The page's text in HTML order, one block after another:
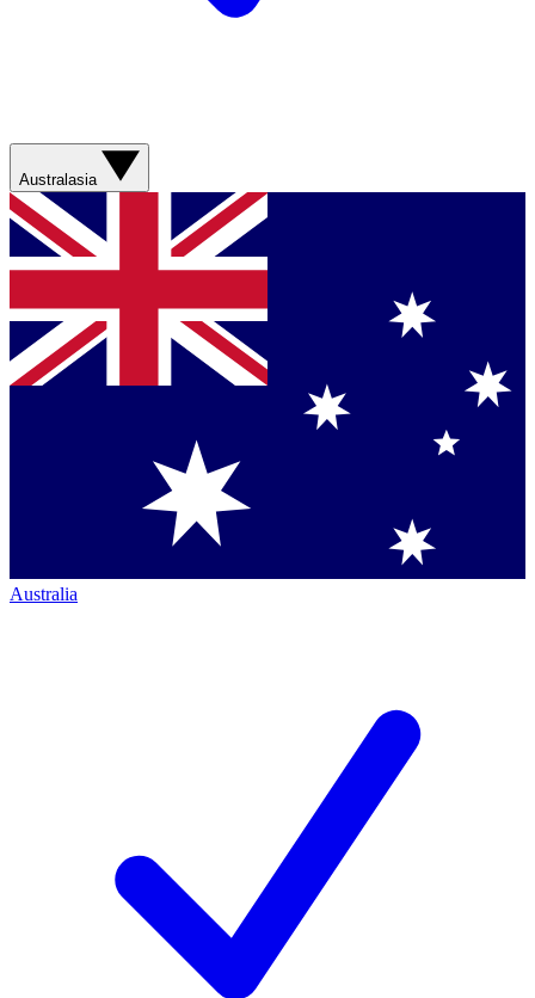
Australasia
Australia